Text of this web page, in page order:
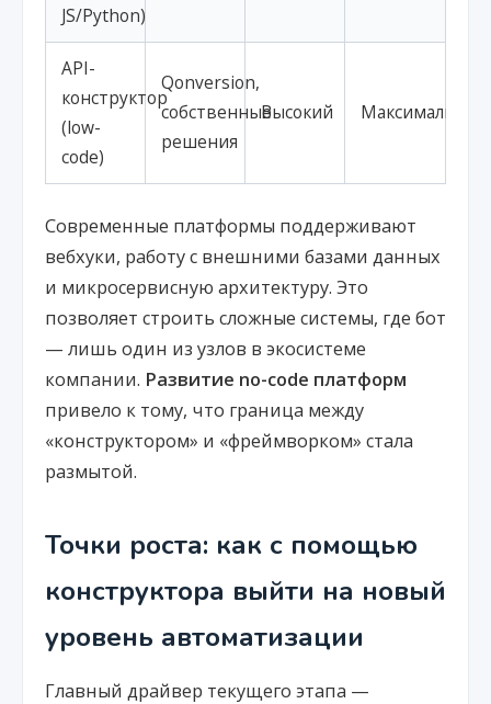
JS/Python)
API-
конструктор
(low-
code)
Qonversion,
собственные
решения
Высокий Максимальная
Современные платформы поддерживают
вебхуки, работу с внешними базами данных
и микросервисную архитектуру. Это
позволяет строить сложные системы, где бот
— лишь один из узлов в экосистеме
компании. Развитие no-code платформ
привело к тому, что граница между
«конструктором» и «фреймворком» стала
размытой.
Точки роста: как с помощью
конструктора выйти на новый
уровень автоматизации
Главный драйвер текущего этапа —